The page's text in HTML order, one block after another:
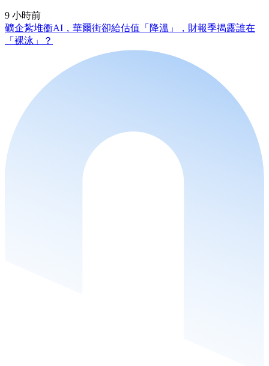
9 小時前
礦企紮堆衝AI，華爾街卻給估值「降溫」，財報季揭露誰在
「裸泳」？